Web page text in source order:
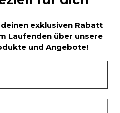
exklusiven Rabatt
Laufenden über unsere
und Angebote!